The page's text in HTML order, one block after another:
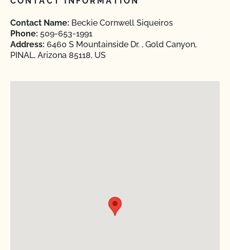
Contact Name: Beckie Cornwell Siqueiros
Phone: 509-653-1991
Address: 6460 S Mountainside Dr. , Gold Canyon,
PINAL, Arizona 85118, US